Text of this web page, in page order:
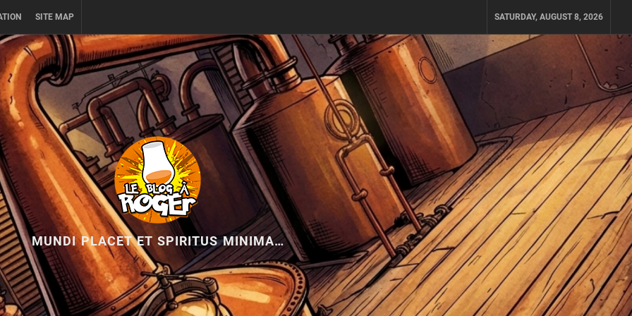
SITE MAP SATURDAY, AUGUST 8, 2026
MUNDI PLACET ET SPIRITUS MINIMA…